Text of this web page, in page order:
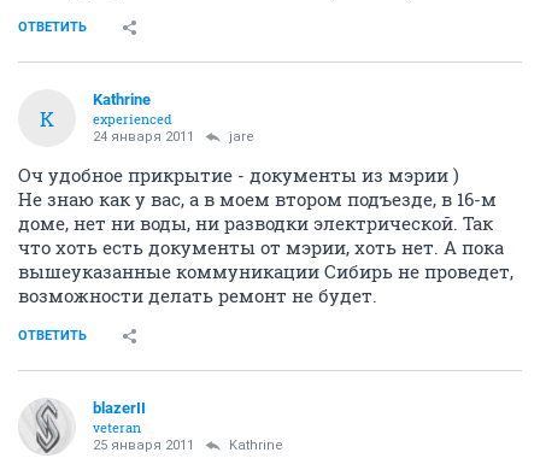
ОТВЕТИТЬ
K
Kathrine
experienced
24 января 2011 jare
Оч удобное прикрытие - документы из мэрии )
Не знаю как у вас, а в моем втором подъезде, в 16-м
доме, нет ни воды, ни разводки электрической. Так
что хоть есть документы от мэрии, хоть нет. А пока
вышеуказанные коммуникации Сибирь не проведет,
возможности делать ремонт не будет.
ОТВЕТИТЬ
blazerII
veteran
25 января 2011 Kathrine